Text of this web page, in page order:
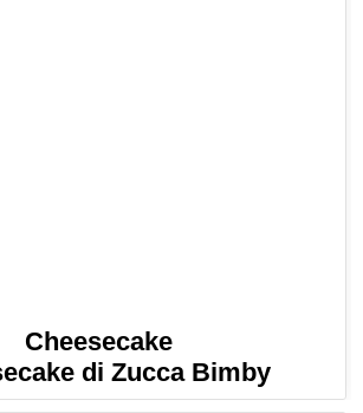
Cheesecake
di Zucca Bimby